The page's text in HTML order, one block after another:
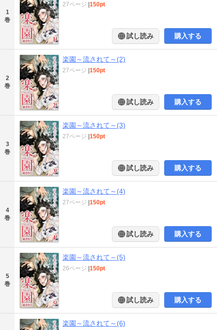
1
巻
27ページ 150pt
試し読み 購入する
2
巻
楽園～流されて～(2)
27ページ 150pt
試し読み 購入する
3
巻
楽園～流されて～(3)
27ページ 150pt
試し読み 購入する
4
巻
楽園～流されて～(4)
27ページ 150pt
試し読み 購入する
5
巻
楽園～流されて～(5)
26ページ 150pt
試し読み 購入する
楽園～流されて～(6)